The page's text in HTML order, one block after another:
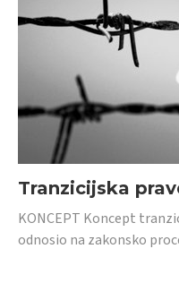
Tranzicijska
KONCEPT Koncept
odnosio na zakonsko